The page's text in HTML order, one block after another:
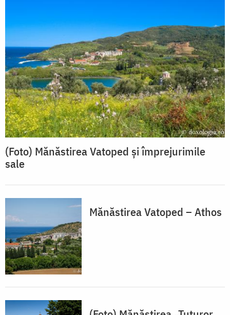
(Foto) Mănăstirea Vatoped și împrejurimile
sale
Mănăstirea Vatoped – Athos